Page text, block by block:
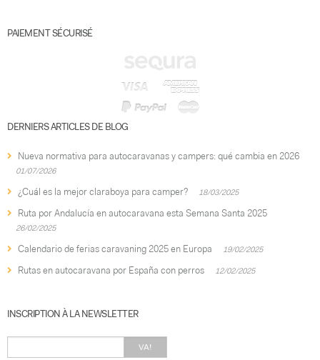
PAIEMENT SÉCURISÉ
DERNIERS ARTICLES DE BLOG
Nueva normativa para autocaravanas y campers: qué cambia en 2026
01/07/2026
¿Cuál es la mejor claraboya para camper? 18/03/2025
Ruta por Andalucía en autocaravana esta Semana Santa 2025
26/02/2025
Calendario de ferias caravaning 2025 en Europa 19/02/2025
Rutas en autocaravana por España con perros 12/02/2025
INSCRIPTION À LA NEWSLETTER
VA!